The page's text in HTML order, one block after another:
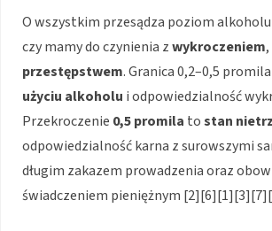
O wszystkim przesądza poziom
czy mamy do czynienia zwykroczeniem
przestępstwem. Granica 0,2–0,5
użyciu alkoholu i odpowiedzialność
Przekroczenie 0,5 promila tostan
odpowiedzialność karna z surowszymi
długim zakazem prowadzenia oraz
świadczeniem pieniężnym